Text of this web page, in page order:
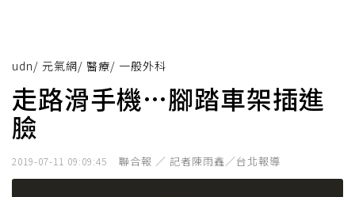
udn/ 元氣網/ 醫療/ 一般外科
走路滑手機…腳踏車架插進
臉
2019-07-11 09:09:45 聯合報 ／ 記者陳雨鑫／台北報導